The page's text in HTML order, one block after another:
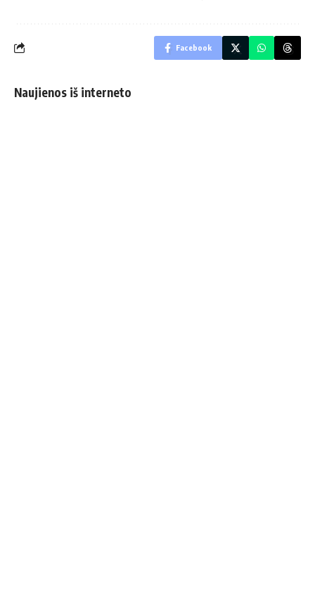
Facebook
Naujienos iš interneto